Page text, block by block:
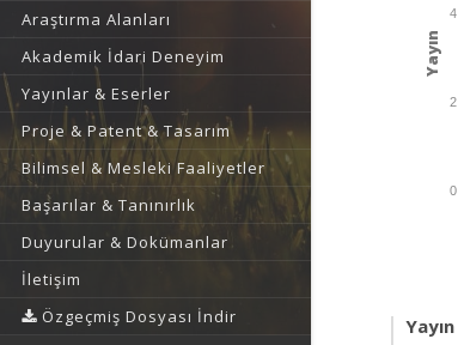
Araştırma Alanları
Akademik İdari Deneyim
Yayınlar & Eserler
Proje & Patent & Tasarım
Bilimsel & Mesleki Faaliyetler
Başarılar & Tanınırlık
Duyurular & Dokümanlar
İletişim
Özgeçmiş Dosyası İndir
4
2
0
Yayın
Yayın